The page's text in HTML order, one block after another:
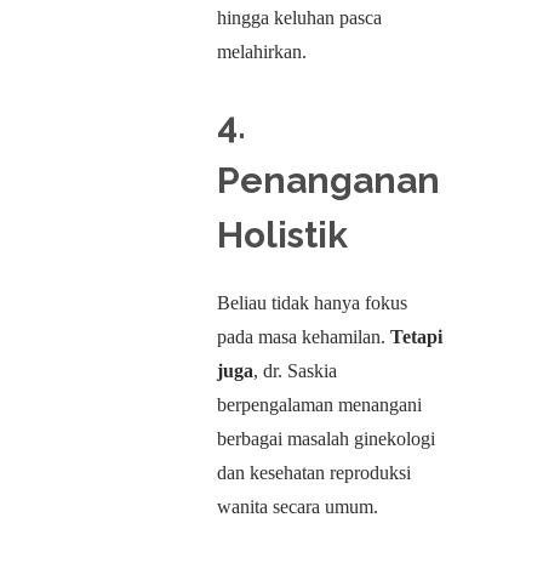
hingga keluhan pasca
melahirkan.
4.
Penanganan
Holistik
Beliau tidak hanya fokus
pada masa kehamilan. Tetapi
juga, dr. Saskia
berpengalaman menangani
berbagai masalah ginekologi
dan kesehatan reproduksi
wanita secara umum.